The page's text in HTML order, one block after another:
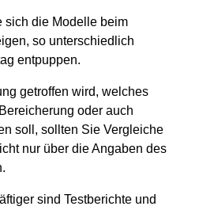
sich die Modelle beim
so unterschiedlich
entpuppen.
getroffen wird, welches
oder auch
soll, sollten Sie Vergleiche
nur über die Angaben des
sind Testberichte und